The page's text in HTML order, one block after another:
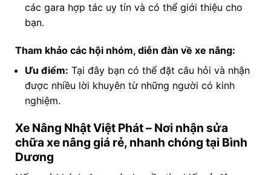
các gara hợp tác uy tín và có thể giới thiệu cho
bạn.
Tham khảo các hội nhóm, diễn đàn về xe nâng:
Ưu điểm: Tại đây bạn có thể đặt câu hỏi và nhận
được nhiều lời khuyên từ những người có kinh
nghiệm.
Xe Nâng Nhật Việt Phát – Nơi nhận sửa
chữa xe nâng giá rẻ, nhanh chóng tại Bình
Dương